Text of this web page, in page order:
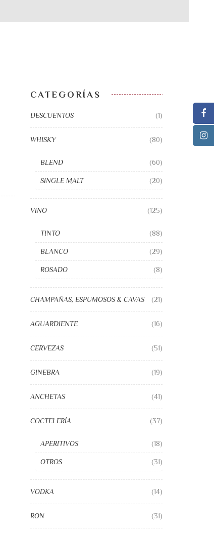
CATEGORÍAS
DESCUENTOS (1)
WHISKY (80)
BLEND (60)
SINGLE MALT (20)
VINO (125)
TINTO (88)
BLANCO (29)
ROSADO (8)
CHAMPAÑAS, ESPUMOSOS & CAVAS (21)
AGUARDIENTE (16)
CERVEZAS (51)
GINEBRA (19)
ANCHETAS (41)
COCTELERÍA (37)
APERITIVOS (18)
OTROS (31)
VODKA (14)
RON (31)